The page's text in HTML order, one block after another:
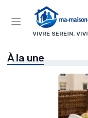
VIVRE SEREIN,
À la une
Panneau de gestion des